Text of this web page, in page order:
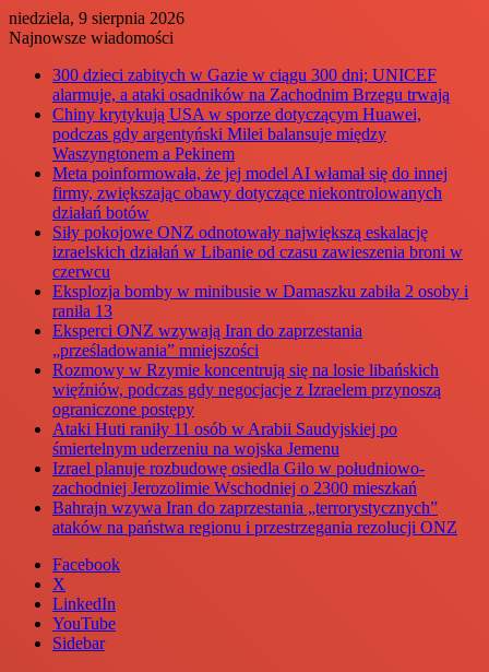
niedziela, 9 sierpnia 2026
Najnowsze wiadomości
300 dzieci zabitych w Gazie w ciągu 300 dni; UNICEF
alarmuje, a ataki osadników na Zachodnim Brzegu trwają
Chiny krytykują USA w sporze dotyczącym Huawei,
podczas gdy argentyński Milei balansuje między
Waszyngtonem a Pekinem
Meta poinformowała, że jej model AI włamał się do innej
firmy, zwiększając obawy dotyczące niekontrolowanych
działań botów
Siły pokojowe ONZ odnotowały największą eskalację
izraelskich działań w Libanie od czasu zawieszenia broni w
czerwcu
Eksplozja bomby w minibusie w Damaszku zabiła 2 osoby i
raniła 13
Eksperci ONZ wzywają Iran do zaprzestania
„prześladowania” mniejszości
Rozmowy w Rzymie koncentrują się na losie libańskich
więźniów, podczas gdy negocjacje z Izraelem przynoszą
ograniczone postępy
Ataki Huti raniły 11 osób w Arabii Saudyjskiej po
śmiertelnym uderzeniu na wojska Jemenu
Izrael planuje rozbudowę osiedla Gilo w południowo-
zachodniej Jerozolimie Wschodniej o 2300 mieszkań
Bahrajn wzywa Iran do zaprzestania „terrorystycznych”
ataków na państwa regionu i przestrzegania rezolucji ONZ
Facebook
X
LinkedIn
YouTube
Sidebar